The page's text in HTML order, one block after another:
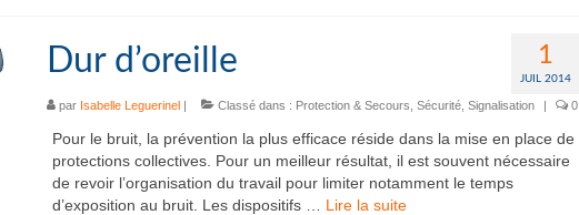
1
JUIL 2014
Dur d’oreille
par Isabelle Leguerinel| Classé dans : Protection & Secours Sécurité, Signalisation | 0
Pour le bruit, la prévention la plus efficace réside dans la mise en place de
protections collectives. Pour un meilleur résultat, il est souvent nécessaire
de revoir l’organisation du travail pour limiter notamment le temps
d’exposition au bruit. Les dispositifs … Lire la suite­­